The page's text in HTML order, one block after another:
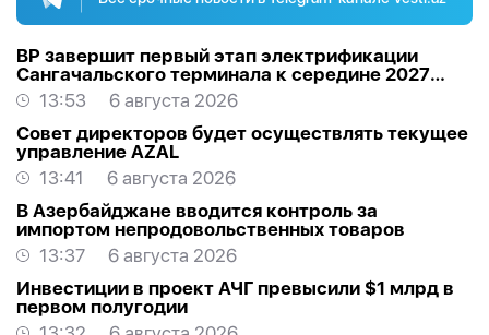
BP завершит первый этап электрификации
Сангачальского терминала к середине 2027
года13:53
6 августа 2026
Совет директоров будет осуществлять текущее
управление AZAL
13:41
6 августа 2026
В Азербайджане вводится контроль за
импортом непродовольственных товаров
13:37
6 августа 2026
Инвестиции в проект АЧГ превысили $1 млрд в
первом полугодии